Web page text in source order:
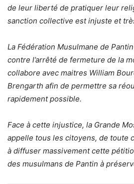
de leur liberté de pratiquer leur
sanction collective est injuste et
La Fédération Musulmane de
contre l’arrêté de fermeture de la
collabore avec maitres William
Brengarth afin de permettre sa
rapidement possible.
Face à cette injustice, la Grande
appelle tous les citoyens, de toute
à diffuser massivement cette
des musulmans de Pantin à